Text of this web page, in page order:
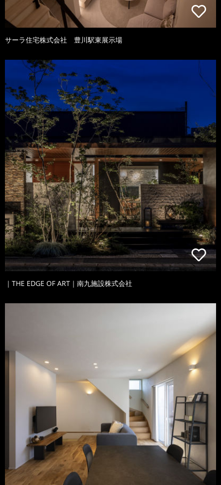
サーラ住宅株式会社 豊川駅東展示場
｜THE EDGE OF ART｜南九施設株式会社